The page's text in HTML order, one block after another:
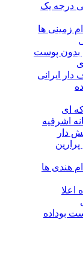
درجه یک
زمینی ها
بدون پوست
دار ایرانی
ای
اشرفیه
دار
هندی ها
اعلا
بوداده